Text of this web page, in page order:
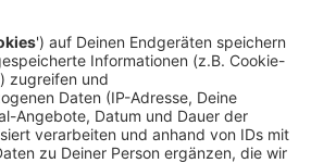
ab.
06.02.2021 10:44